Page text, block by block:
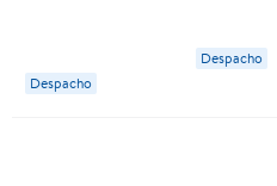
Despacho
Despacho